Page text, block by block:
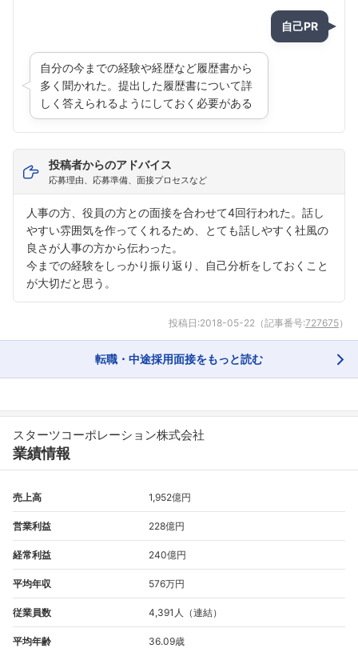
フォローしました
こちらの企業もフォローしませんか？
自己PR
自分の今までの経験や経歴など履歴書から
多く聞かれた。提出した履歴書について詳
しく答えられるようにしておく必要がある
投稿者からのアドバイス
応募理由、応募準備、面接プロセスなど
人事の方、役員の方との面接を合わせて4回行われた。話し
やすい雰囲気を作ってくれるため、とても話しやすく社風の
良さが人事の方から伝わった。
今までの経験をしっかり振り返り、自己分析をしておくこと
が大切だと思う。
投稿日:2018-05-22 （記事番号:727675）
転職・中途採用面接をもっと読む
スターツコーポレーション株式会社
業績情報
売上高 1,952億円
営業利益 228億円
経常利益 240億円
平均年収 576万円
従業員数 4,391人（連結）
平均年齢 36.09歳